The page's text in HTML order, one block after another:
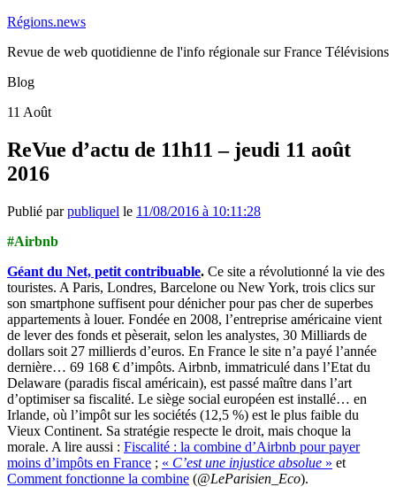
Régions.news
Revue de web quotidienne de l'info régionale sur France Télévisions
Blog
11 Août
ReVue d’actu de 11h11 – jeudi 11 août
2016
Publié parpubliquel le 11/08/2016 à 10:11:28
#Airbnb
Géant du Net, petit contribuable. Ce site a révolutionné la vie des
touristes. A Paris, Londres, Barcelone ou New York, trois clics sur
son smartphone suffisent pour dénicher pour pas cher de superbes
appartements à louer. Fondée en 2008, l’entreprise américaine vient
de lever des fonds et pèserait, selon les analystes, 30 Milliards de
dollars soit 27 millierds d’euros. En France le site n’a payé l’année
dernière… 69 168 € d’impôts. Airbnb, immatriculé dans l’Etat du
Delaware (paradis fiscal américain), est passé maître dans l’art
d’optimiser sa fiscalité. Le siège social européen est installé… en
Irlande, où l’impôt sur les sociétés (12,5 %) est le plus faible du
Vieux Continent. Sa stratégie respecte le droit, mais choque la
morale. A lire aussi : Fiscalité : la combine d’Airbnb pour payer
moins d’impôts en France ; « C’est une injustice absolue » et
Comment fonctionne la combine (@LeParisien_Eco).